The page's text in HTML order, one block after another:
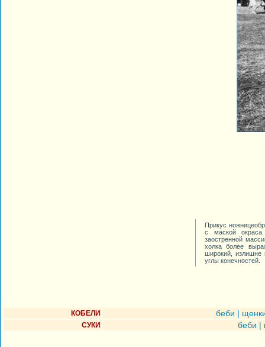
Прикус
с маской
заостренной
холка более
широкий, излишне
углы конечностей.
КОБЕЛИ беби |
СУКИ беби |